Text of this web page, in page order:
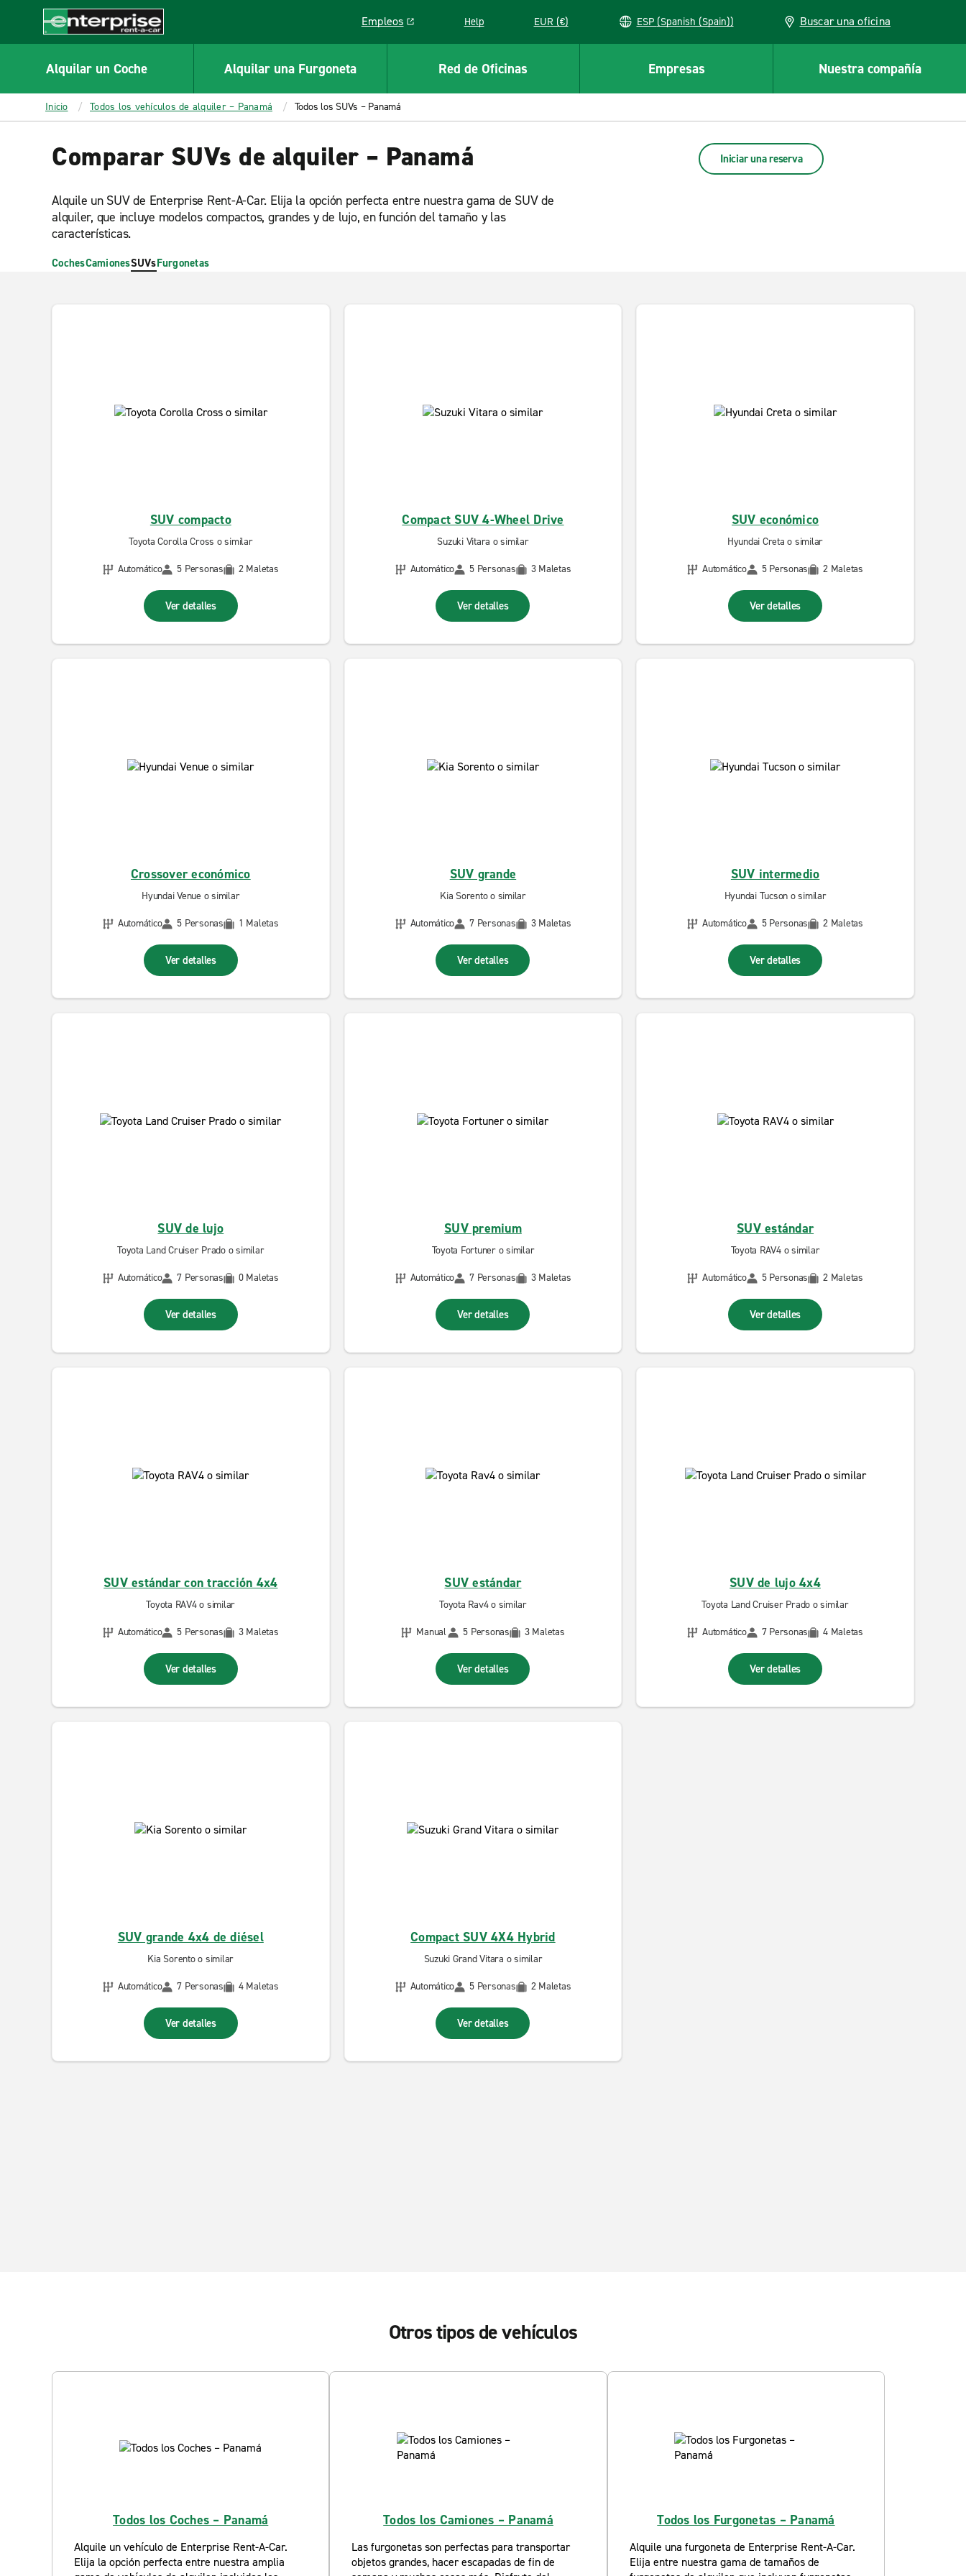
CONTENT
Enterprise
Empleos
Link opens in a new window
Help EUR (€) ESP (Spanish (Spain)) Buscar una oficina
Alquilar un Coche Alquilar una Furgoneta Red de Oficinas Empresas Nuestra compañía
Inicio Todos los vehículos de alquiler – Panamá Todos los SUVs – Panamá
Comparar SUVs de alquiler – Panamá
Alquile un SUV de Enterprise Rent-A-Car. Elija la opción perfecta entre nuestra gama de SUV de
alquiler, que incluye modelos compactos, grandes y de lujo, en función del tamaño y las
características.
Iniciar una reserva
CochesCamionesSUVsFurgonetas
SUV compacto
Toyota Corolla Cross o similar
Automático
5 Personas 2 Maletas
Ver detalles
Compact SUV 4-Wheel Drive
Suzuki Vitara o similar
Automático
5 Personas 3 Maletas
Ver detalles
SUV económico
Hyundai Creta o similar
Automático
5 Personas 2 Maletas
Ver detalles
Crossover económico
Hyundai Venue o similar
Automático
5 Personas 1 Maletas
Ver detalles
SUV grande
Kia Sorento o similar
Automático
7 Personas 3 Maletas
Ver detalles
SUV intermedio
Hyundai Tucson o similar
Automático
5 Personas 2 Maletas
Ver detalles
SUV de lujo
Toyota Land Cruiser Prado o similar
Automático
7 Personas 0 Maletas
Ver detalles
SUV premium
Toyota Fortuner o similar
Automático
7 Personas 3 Maletas
Ver detalles
SUV estándar
Toyota RAV4 o similar
Automático
5 Personas 2 Maletas
Ver detalles
SUV estándar con tracción 4x4
Toyota RAV4 o similar
Automático
5 Personas 3 Maletas
Ver detalles
SUV estándar
Toyota Rav4 o similar
Manual
5 Personas 3 Maletas
Ver detalles
SUV de lujo 4x4
Toyota Land Cruiser Prado o similar
Automático
7 Personas 4 Maletas
Ver detalles
SUV grande 4x4 de diésel
Kia Sorento o similar
Automático
7 Personas 4 Maletas
Ver detalles
Compact SUV 4X4 Hybrid
Suzuki Grand Vitara o similar
Automático
5 Personas 2 Maletas
Ver detalles
Otros tipos de vehículos
Todos los Coches – Panamá
Alquile un vehículo de Enterprise Rent-A-Car.
Elija la opción perfecta entre nuestra amplia
Todos los Camiones – Panamá
Las furgonetas son perfectas para transportar
objetos grandes, hacer escapadas de fin de
Todos los Furgonetas – Panamá
Alquile una furgoneta de Enterprise Rent-A-Car.
Elija entre nuestra gama de tamaños de